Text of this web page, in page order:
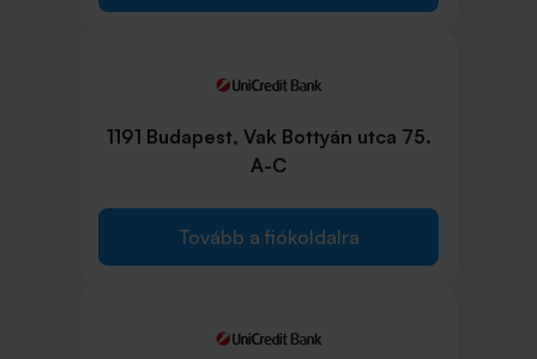
1191 Budapest, Vak Bottyán utca 75.
A-C
Tovább a fiókoldalra